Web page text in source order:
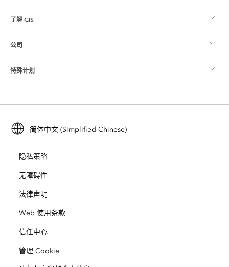
制图
Esri Store
Esri 社区
ArcGIS 博客
用户研究和测试
Esri 年轻专家关系网
了解 GIS
什么是 GIS？
位置智能
培训
ArcUser
ArcNews
ArcWatch
Esri Press
Esri 视频
公司
关于 Esri
招贤纳士
开放视野
业务行为准则
特殊计划
ArcGIS for Student Use
保护
教育
简体中文 (Simplified Chinese)
隐私策略
无障碍性
法律声明
Web 使用条款
信任中心
管理 Cookie